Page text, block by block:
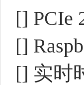
[] PCIe
[]
[] 实时